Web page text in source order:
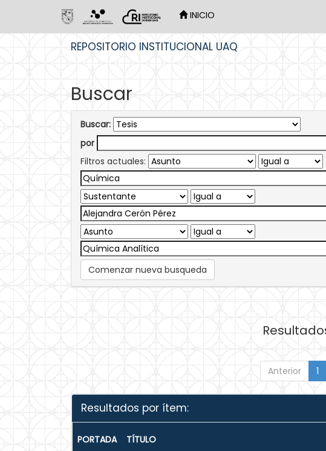
INICIO
REPOSITORIO INSTITUCIONAL UAQ
Buscar
Buscar:
por
Filtros actuales:
Comenzar nueva busqueda
Anterior 1
Resultados por ítem:
PORTADA TÍTULO